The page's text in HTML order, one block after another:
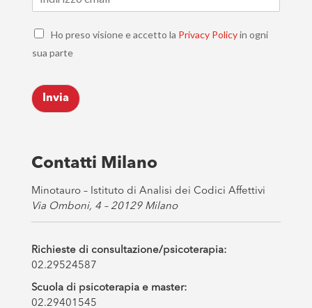
m
*
C
e
k
b
o
s
*
Ho preso visione e accetto la Privacy Policyin ogni
sua parte
Invia
Contatti Milano
Minotauro – Istituto di Analisi dei Codici Affettivi
Via Omboni, 4 – 20129 Milano
Richieste di consultazione/psicoterapia:
02.29524587
Scuola di psicoterapia e master:
02.29401545